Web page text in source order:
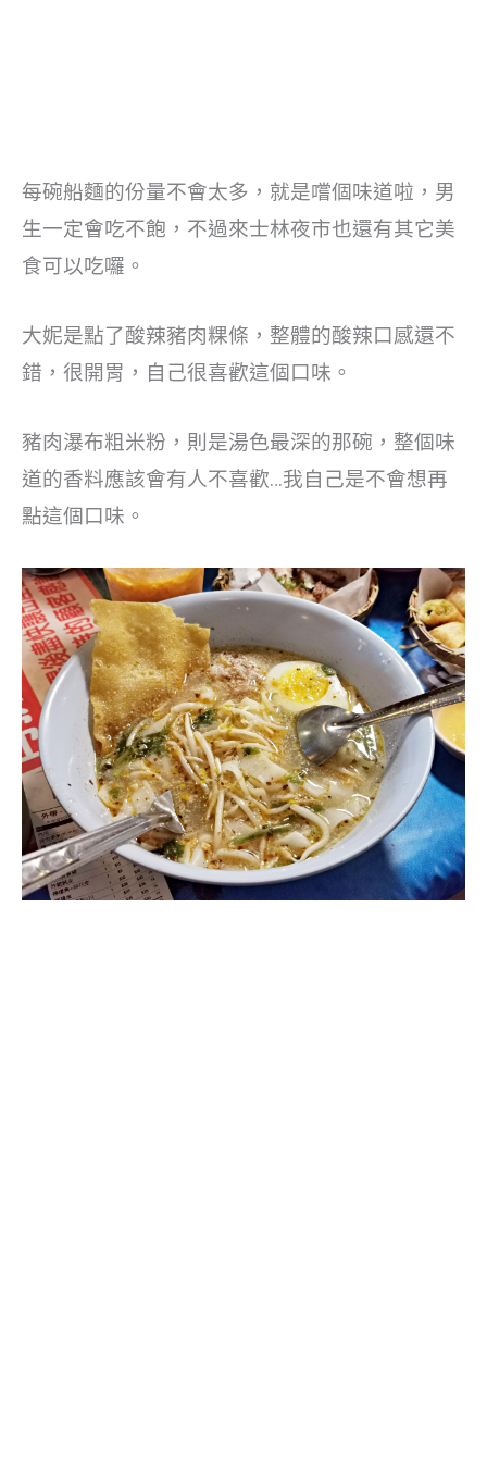
每碗船麵的份量不會太多，就是嚐個味道啦，男
生一定會吃不飽，不過來士林夜市也還有其它美
食可以吃囉。
大妮是點了酸辣豬肉粿條，整體的酸辣口感還不
錯，很開胃，自己很喜歡這個口味。
豬肉瀑布粗米粉，則是湯色最深的那碗，整個味
道的香料應該會有人不喜歡…我自己是不會想再
點這個口味。